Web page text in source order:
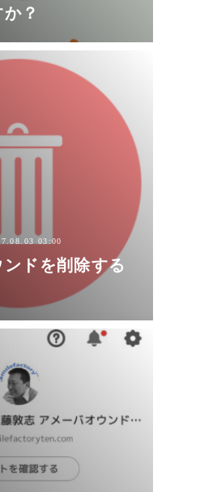
？
03:00
ドを削除する